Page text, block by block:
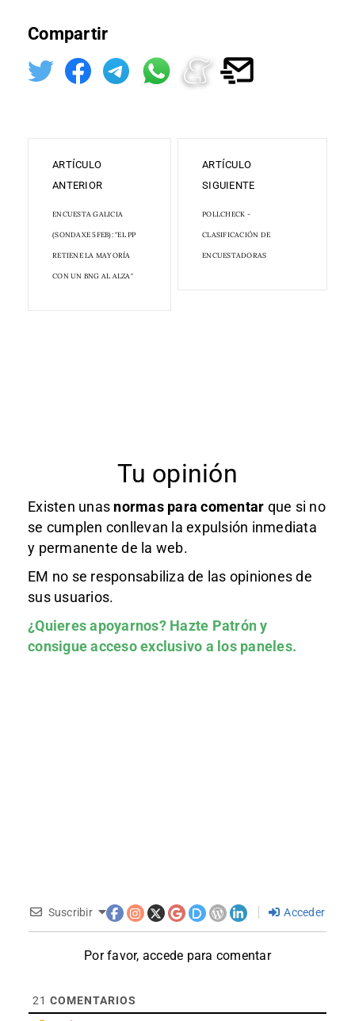
Compartir
ARTÍCULO
ANTERIOR
ENCUESTA GALICIA
(SONDAXE 5FEB): "EL PP
RETIENE LA MAYORÍA
CON UN BNG AL ALZA"
ARTÍCULO
SIGUIENTE
POLLCHECK -
CLASIFICACIÓN DE
ENCUESTADORAS
Tu opinión
Existen unas normas para comentar que si no
se cumplen conllevan la expulsión inmediata
y permanente de la web.
EM no se responsabiliza de las opiniones de
sus usuarios.
¿Quieres apoyarnos? Hazte Patróny
consigue acceso exclusivo a los paneles.
Suscribir Acceder
Por favor, accede para comentar
21 COMENTARIOS